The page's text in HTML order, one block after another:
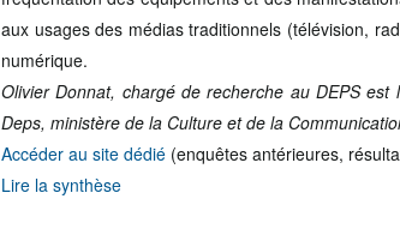
aux usages des médias traditionnels (télévision,
numérique.
Olivier Donnat, chargé de recherche au DEPS est
Deps, ministère de la Culture et de la
Accéder au site dédié (enquêtes antérieures,
Lire la synthèse